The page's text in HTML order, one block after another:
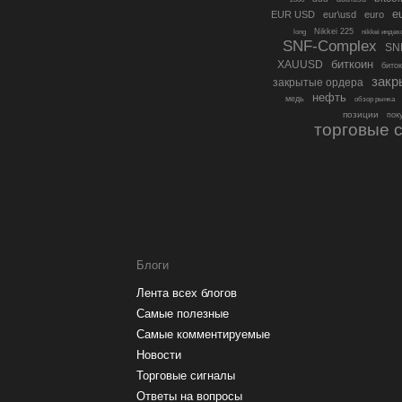
EUR USD eur\usd euro
long Nikkei 225 nikkei
SNF-Complex
XAUUSD
биткоин
закрытые ордера
медь нефть обзор рынка
позиции
торговые
Блоги
Лента всех блогов
Самые полезные
Самые комментируемые
Новости
Торговые сигналы
Ответы на вопросы